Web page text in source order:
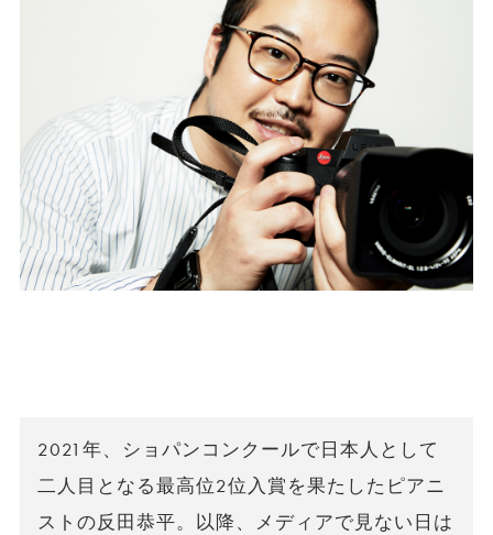
2021年、ショパンコンクールで日本人として
二人目となる最高位2位入賞を果たしたピアニ
ストの反田恭平。以降、メディアで見ない日は